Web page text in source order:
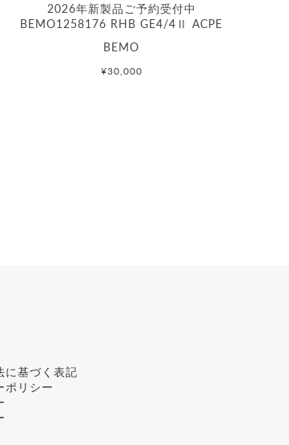
2026年新製品ご予約受付中
BEMO1258176 RHB GE4/4Ⅱ ACPE
BEMO
¥30,000
に基づく表記
ポリシー